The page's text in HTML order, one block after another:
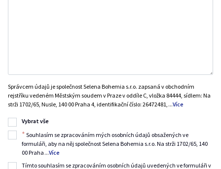
Správcem údajů je společnost Selena Bohemia s.r.o. zapsaná v obchodním
rejstříku vedeném Městským soudem v Praze v oddíle C, vložka 84444, sídlem: Na
strži 1702/65, Nusle, 140 00 Praha 4, identifikační číslo: 26472481, ...Více
Vybrat vše
* Souhlasím se zpracováním mých osobních údajů obsažených ve
formuláři, aby na něj společnost Selena Bohemia s.r.o. Na strži 1702/65, 140
00 Praha ...Více
Tímto souhlasím se zpracováním osobních údajů uvedených ve formuláři v